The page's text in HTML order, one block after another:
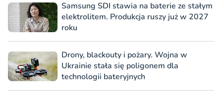
Samsung SDI stawia na baterie ze stałym
elektrolitem. Produkcja ruszy już w 2027
roku
Drony, blackouty i pożary. Wojna w
Ukrainie stała się poligonem dla
technologii bateryjnych